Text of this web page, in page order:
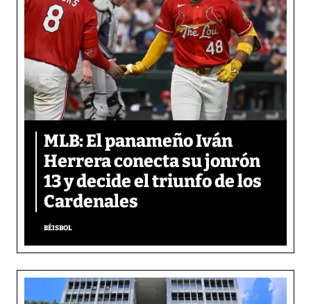
MLB: El panameño Iván
Herrera conecta su jonrón
13 y decide el triunfo de los
Cardenales
BÉISBOL